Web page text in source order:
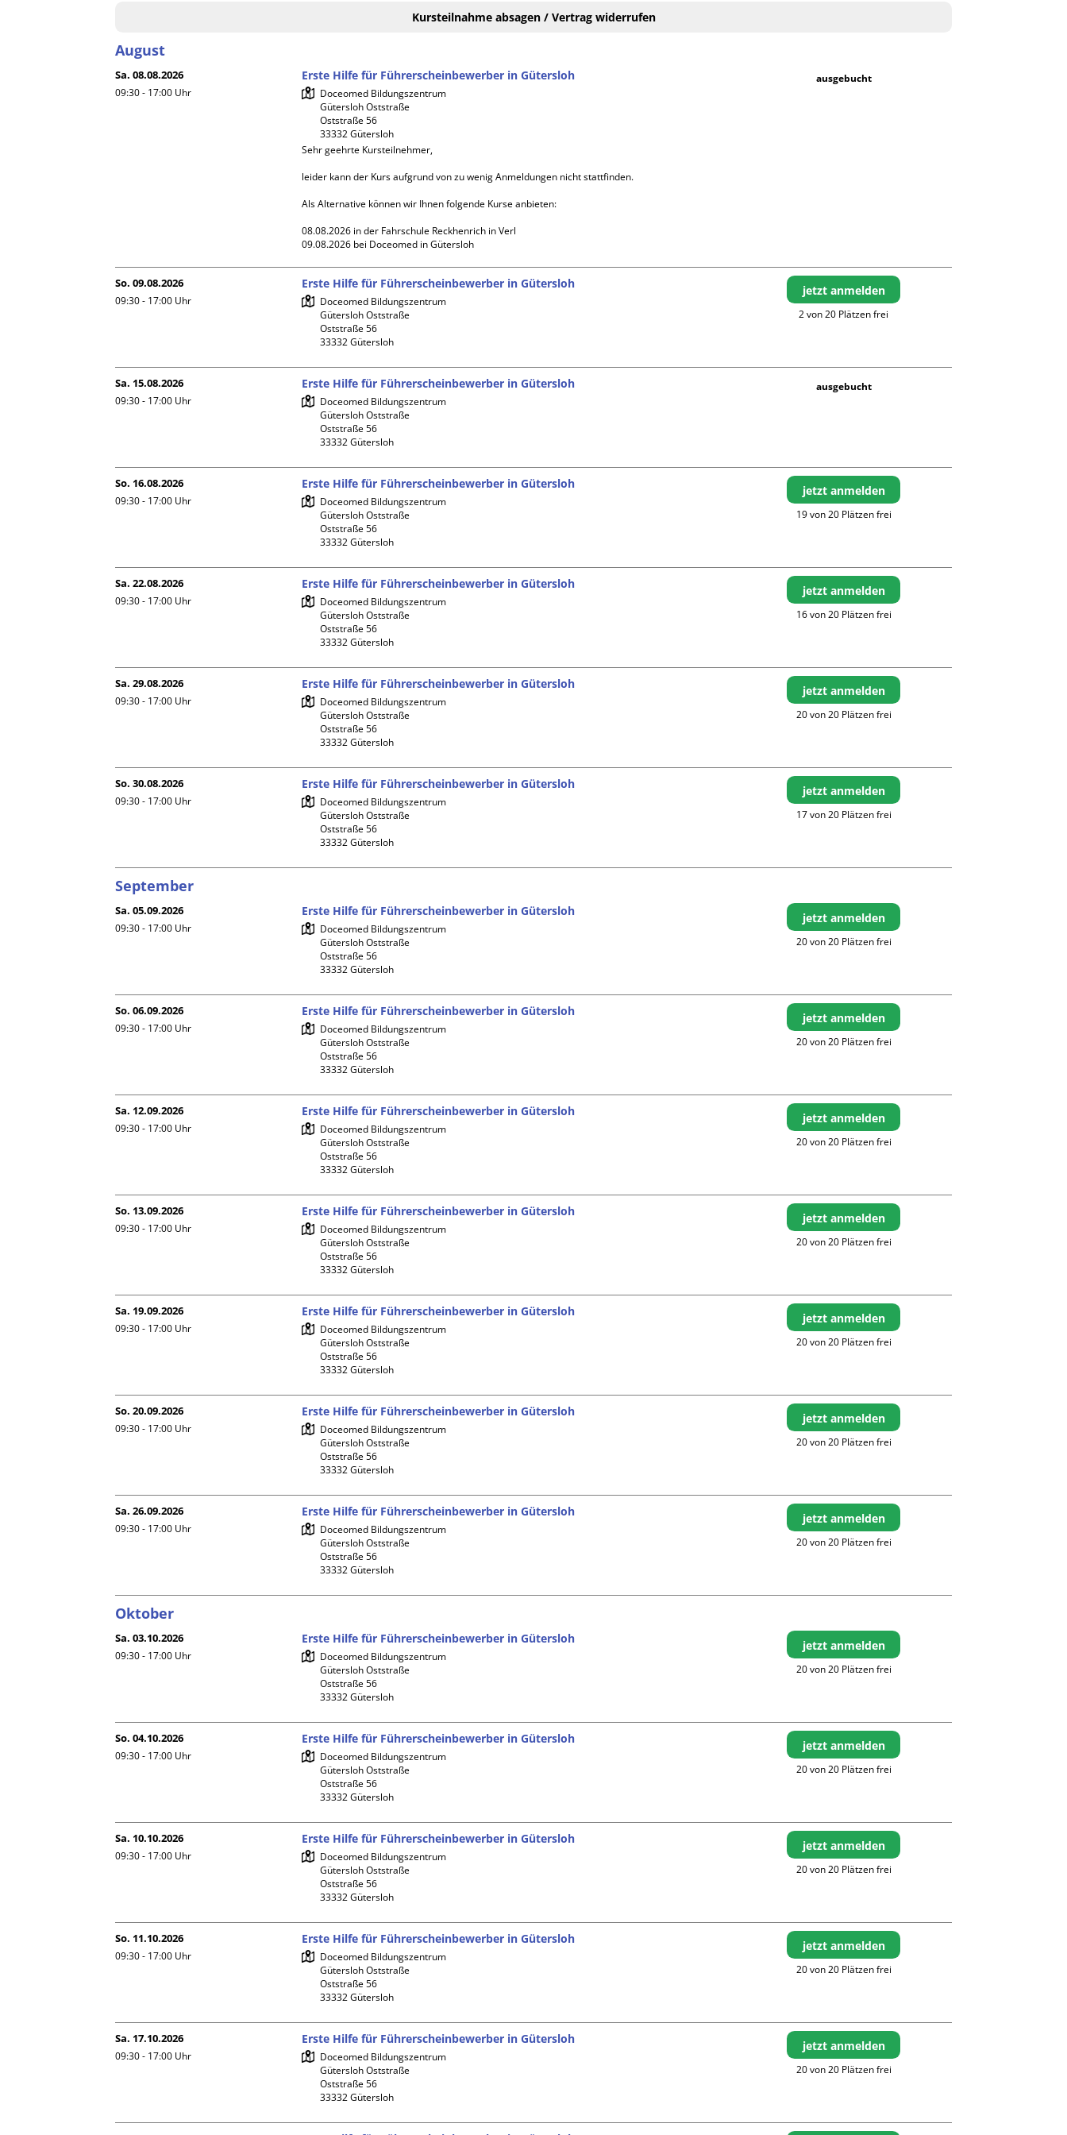
Kursteilnahme absagen / Vertrag widerrufen
August
Sa. 08.08.2026
09:30 - 17:00 Uhr
Erste Hilfe für Führerscheinbewerber in Gütersloh
Doceomed Bildungszentrum
Gütersloh Oststraße
Oststraße 56
33332 Gütersloh
Sehr geehrte Kursteilnehmer,
leider kann der Kurs aufgrund von zu wenig Anmeldungen nicht stattfinden.
Als Alternative können wir Ihnen folgende Kurse anbieten:
08.08.2026 in der Fahrschule Reckhenrich in Verl
09.08.2026 bei Doceomed in Gütersloh
ausgebucht
So. 09.08.2026
09:30 - 17:00 Uhr
Erste Hilfe für Führerscheinbewerber in Gütersloh
Doceomed Bildungszentrum
Gütersloh Oststraße
Oststraße 56
33332 Gütersloh
jetzt anmelden
2 von 20 Plätzen frei
Sa. 15.08.2026
09:30 - 17:00 Uhr
Erste Hilfe für Führerscheinbewerber in Gütersloh
Doceomed Bildungszentrum
Gütersloh Oststraße
Oststraße 56
33332 Gütersloh
ausgebucht
So. 16.08.2026
09:30 - 17:00 Uhr
Erste Hilfe für Führerscheinbewerber in Gütersloh
Doceomed Bildungszentrum
Gütersloh Oststraße
Oststraße 56
33332 Gütersloh
jetzt anmelden
19 von 20 Plätzen frei
Sa. 22.08.2026
09:30 - 17:00 Uhr
Erste Hilfe für Führerscheinbewerber in Gütersloh
Doceomed Bildungszentrum
Gütersloh Oststraße
Oststraße 56
33332 Gütersloh
jetzt anmelden
16 von 20 Plätzen frei
Sa. 29.08.2026
09:30 - 17:00 Uhr
Erste Hilfe für Führerscheinbewerber in Gütersloh
Doceomed Bildungszentrum
Gütersloh Oststraße
Oststraße 56
33332 Gütersloh
jetzt anmelden
20 von 20 Plätzen frei
So. 30.08.2026
09:30 - 17:00 Uhr
Erste Hilfe für Führerscheinbewerber in Gütersloh
Doceomed Bildungszentrum
Gütersloh Oststraße
Oststraße 56
33332 Gütersloh
jetzt anmelden
17 von 20 Plätzen frei
September
Sa. 05.09.2026
09:30 - 17:00 Uhr
Erste Hilfe für Führerscheinbewerber in Gütersloh
Doceomed Bildungszentrum
Gütersloh Oststraße
Oststraße 56
33332 Gütersloh
jetzt anmelden
20 von 20 Plätzen frei
So. 06.09.2026
09:30 - 17:00 Uhr
Erste Hilfe für Führerscheinbewerber in Gütersloh
Doceomed Bildungszentrum
Gütersloh Oststraße
Oststraße 56
33332 Gütersloh
jetzt anmelden
20 von 20 Plätzen frei
Sa. 12.09.2026
09:30 - 17:00 Uhr
Erste Hilfe für Führerscheinbewerber in Gütersloh
Doceomed Bildungszentrum
Gütersloh Oststraße
Oststraße 56
33332 Gütersloh
jetzt anmelden
20 von 20 Plätzen frei
So. 13.09.2026
09:30 - 17:00 Uhr
Erste Hilfe für Führerscheinbewerber in Gütersloh
Doceomed Bildungszentrum
Gütersloh Oststraße
Oststraße 56
33332 Gütersloh
jetzt anmelden
20 von 20 Plätzen frei
Sa. 19.09.2026
09:30 - 17:00 Uhr
Erste Hilfe für Führerscheinbewerber in Gütersloh
Doceomed Bildungszentrum
Gütersloh Oststraße
Oststraße 56
33332 Gütersloh
jetzt anmelden
20 von 20 Plätzen frei
So. 20.09.2026
09:30 - 17:00 Uhr
Erste Hilfe für Führerscheinbewerber in Gütersloh
Doceomed Bildungszentrum
Gütersloh Oststraße
Oststraße 56
33332 Gütersloh
jetzt anmelden
20 von 20 Plätzen frei
Sa. 26.09.2026
09:30 - 17:00 Uhr
Erste Hilfe für Führerscheinbewerber in Gütersloh
Doceomed Bildungszentrum
Gütersloh Oststraße
Oststraße 56
33332 Gütersloh
jetzt anmelden
20 von 20 Plätzen frei
Oktober
Sa. 03.10.2026
09:30 - 17:00 Uhr
Erste Hilfe für Führerscheinbewerber in Gütersloh
Doceomed Bildungszentrum
Gütersloh Oststraße
Oststraße 56
33332 Gütersloh
jetzt anmelden
20 von 20 Plätzen frei
So. 04.10.2026
09:30 - 17:00 Uhr
Erste Hilfe für Führerscheinbewerber in Gütersloh
Doceomed Bildungszentrum
Gütersloh Oststraße
Oststraße 56
33332 Gütersloh
jetzt anmelden
20 von 20 Plätzen frei
Sa. 10.10.2026
09:30 - 17:00 Uhr
Erste Hilfe für Führerscheinbewerber in Gütersloh
Doceomed Bildungszentrum
Gütersloh Oststraße
Oststraße 56
33332 Gütersloh
jetzt anmelden
20 von 20 Plätzen frei
So. 11.10.2026
09:30 - 17:00 Uhr
Erste Hilfe für Führerscheinbewerber in Gütersloh
Doceomed Bildungszentrum
Gütersloh Oststraße
Oststraße 56
33332 Gütersloh
jetzt anmelden
20 von 20 Plätzen frei
Sa. 17.10.2026
09:30 - 17:00 Uhr
Erste Hilfe für Führerscheinbewerber in Gütersloh
Doceomed Bildungszentrum
Gütersloh Oststraße
Oststraße 56
33332 Gütersloh
jetzt anmelden
20 von 20 Plätzen frei